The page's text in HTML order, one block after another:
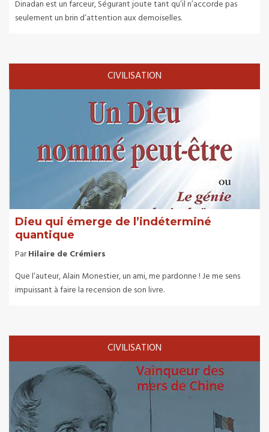
Dinadan est un farceur, Ségurant joute tant qu’il n’accorde pas
seulement un brin d’attention aux demoiselles.
CIVILISATION
Dieu qui émerge de l’indéterminé
quantique
ParHilaire de Crémiers
Que l’auteur, Alain Monestier, un ami, me pardonne ! Je me sens
impuissant à faire la recension de son livre.
CIVILISATION